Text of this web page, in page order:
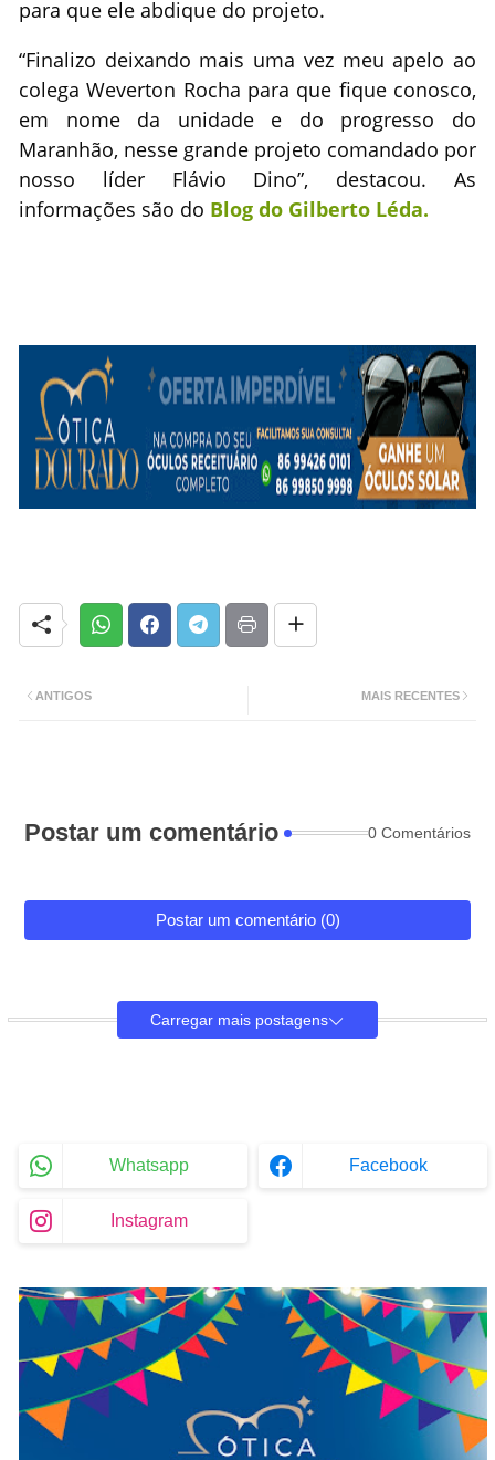
para que ele abdique do projeto.
“Finalizo deixando mais uma vez meu apelo ao
colega Weverton Rocha para que fique conosco,
em nome da unidade e do progresso do
Maranhão, nesse grande projeto comandado por
nosso líder Flávio Dino”, destacou. As
informações são do Blog do Gilberto Léda.
MAIS RECENTES
ANTIGOS
Postar um comentário 0 Comentários
Postar um comentário (0)
Carregar mais postagens
Whatsapp Facebook
Instagram